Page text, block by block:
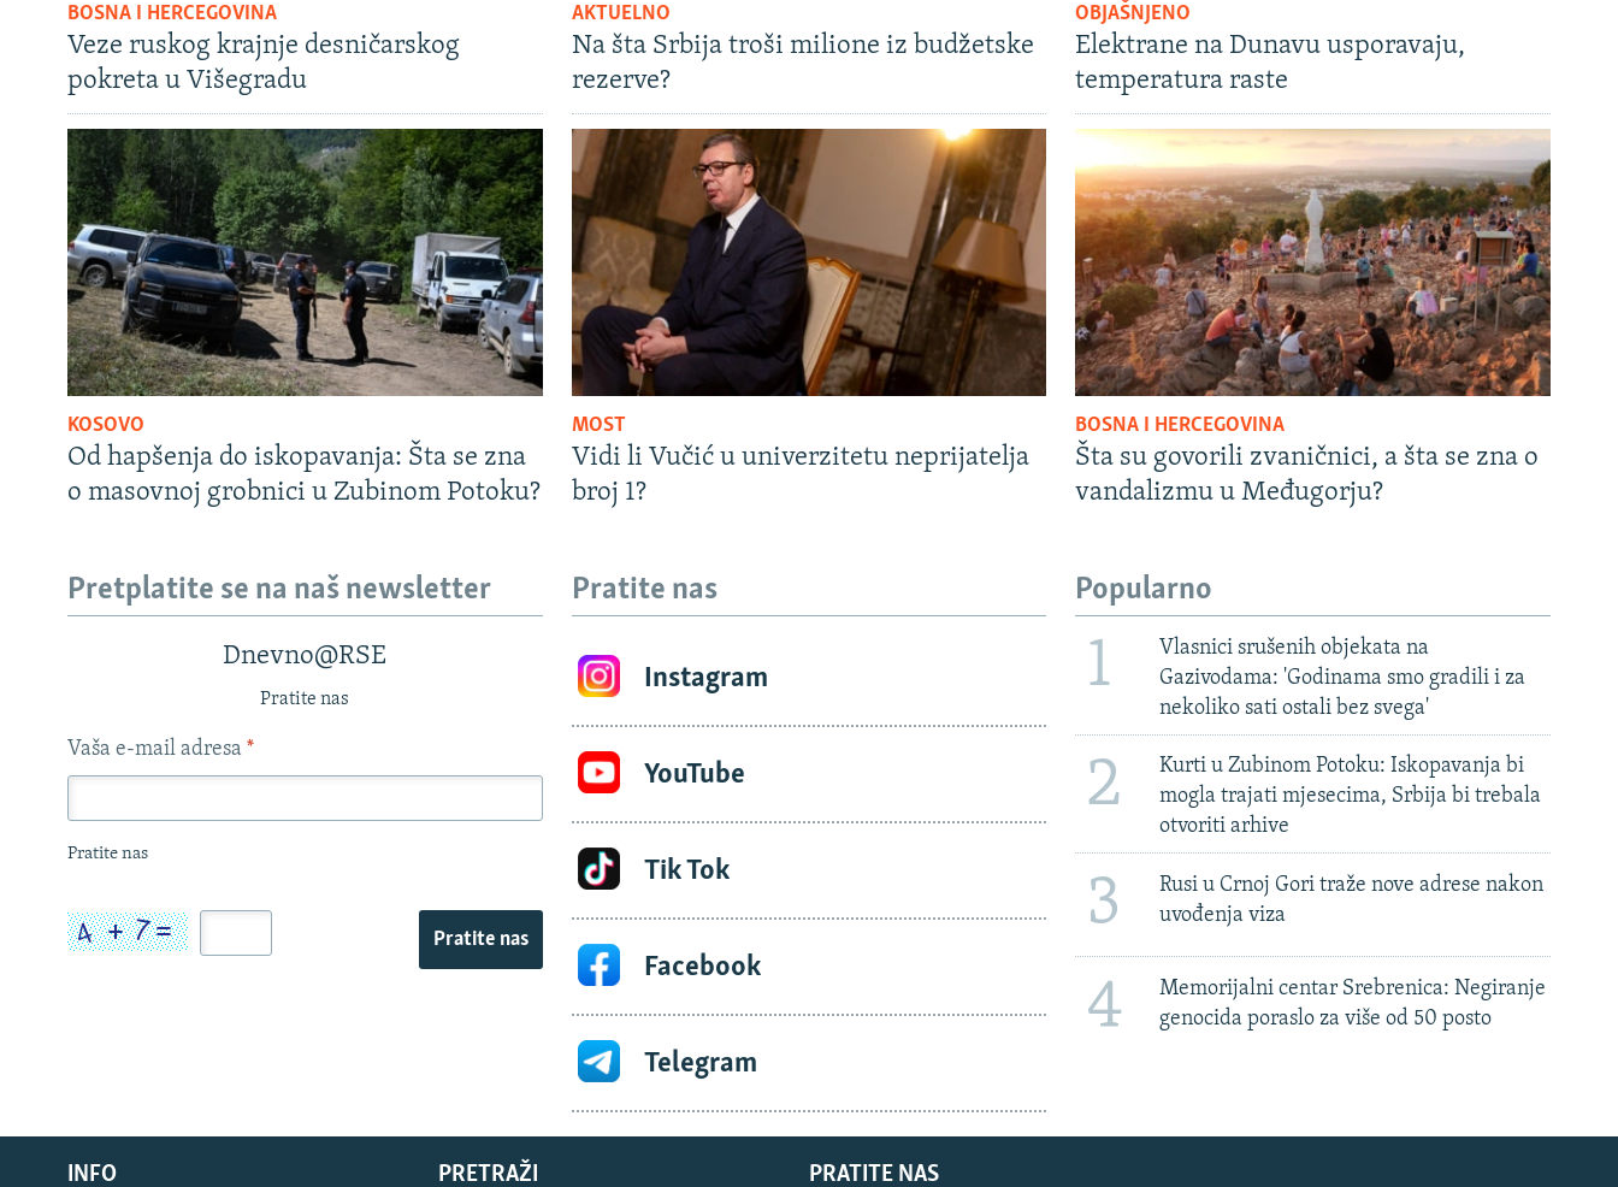
BOSNA I HERCEGOVINA
Veze ruskog krajnje desničarskog
pokreta u Višegradu
AKTUELNO
Na šta Srbija troši milione iz budžetske
rezerve?
OBJAŠNJENO
Elektrane na Dunavu usporavaju,
temperatura raste
KOSOVO
Od hapšenja do iskopavanja: Šta se zna
o masovnoj grobnici u Zubinom Potoku?
MOST
Vidi li Vučić u univerzitetu neprijatelja
broj 1?
BOSNA I HERCEGOVINA
Šta su govorili zvaničnici, a šta se zna o
vandalizmu u Međugorju?
Pretplatite se na naš newsletter
Dnevno@RSE
Pratite nas
Vaša e-mail adresa *
Pratite nas
Pratite nas
Pratite nas
Instagram
YouTube
Tik Tok
Facebook
Telegram
Popularno
1
Vlasnici srušenih objekata na
Gazivodama: 'Godinama smo gradili i za
nekoliko sati ostali bez svega'
2
Kurti u Zubinom Potoku: Iskopavanja bi
mogla trajati mjesecima, Srbija bi trebala
otvoriti arhive
3
Rusi u Crnoj Gori traže nove adrese nakon
uvođenja viza
4
Memorijalni centar Srebrenica: Negiranje
genocida poraslo za više od 50 posto
PRATITE NAS
INFO PRETRAŽI